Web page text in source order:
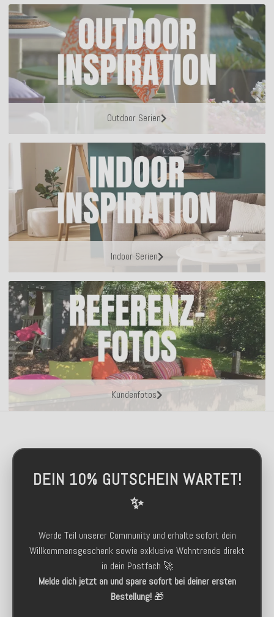
Outdoor Serien
Indoor Serien
Kundenfotos
DEIN 10% GUTSCHEIN WARTET!
✨
Werde Teil unserer Community und erhalte sofort dein
Willkommensgeschenk sowie exklusive Wohntrends direkt
in dein Postfach 🚀
Melde dich jetzt an und spare sofort bei deiner ersten
Bestellung!🎁